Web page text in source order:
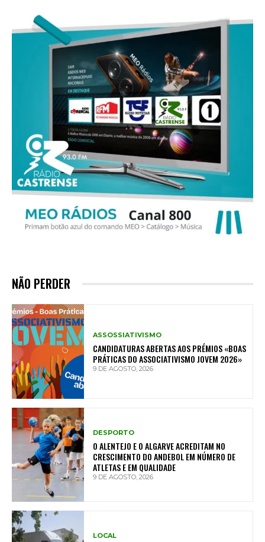
NÃO PERDER
ASSOSSIATIVISMO
CANDIDATURAS ABERTAS AOS PRÉMIOS «BOAS
PRÁTICAS DO ASSOCIATIVISMO JOVEM 2026»
9 DE AGOSTO, 2026
DESPORTO
O ALENTEJO E O ALGARVE ACREDITAM NO
CRESCIMENTO DO ANDEBOL EM NÚMERO DE
ATLETAS E EM QUALIDADE
9 DE AGOSTO, 2026
LOCAL